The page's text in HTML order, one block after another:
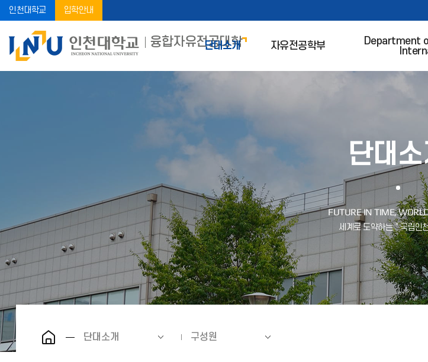
인천대학교 입학안내
융합자유전공대학
단대소개 자유전공학부
Department
단대
단대소개 구성원